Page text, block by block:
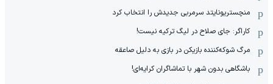
منچستریونایتد سرمربی جدیدش را انتخاب کرد
کاراگر: جای صلاح در لیگ ترکیه نیست!
مرگ شوکه‌کننده بازیکن در بازی به دلیل صاعقه
باشگاهی بدون شهر با تماشاگران کرایه‌ای!